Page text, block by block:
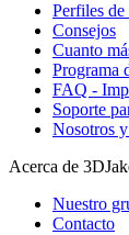
Perfiles de
Consejos
Cuanto
Programa
FAQ -
Soporte
Nosotros
Acerca de
Nuestro
Contacto